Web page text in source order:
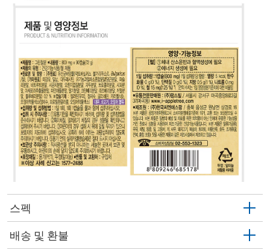
스펙
배송 및 환불